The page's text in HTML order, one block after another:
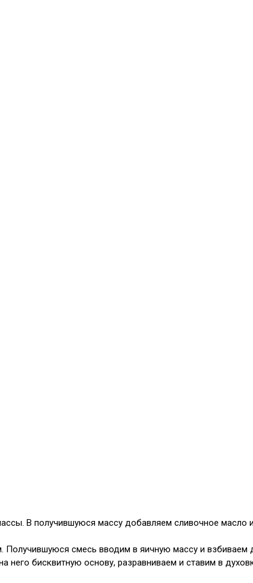
В получившуюся массу добавляем сливочное масло
смесь вводим в яичную массу и взбиваем
бисквитную основу, разравниваем и ставим в